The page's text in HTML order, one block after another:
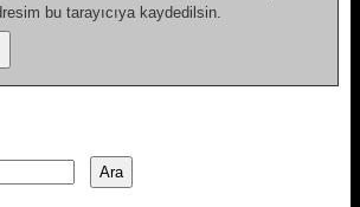
bu tarayıcıya kaydedilsin.
Ara